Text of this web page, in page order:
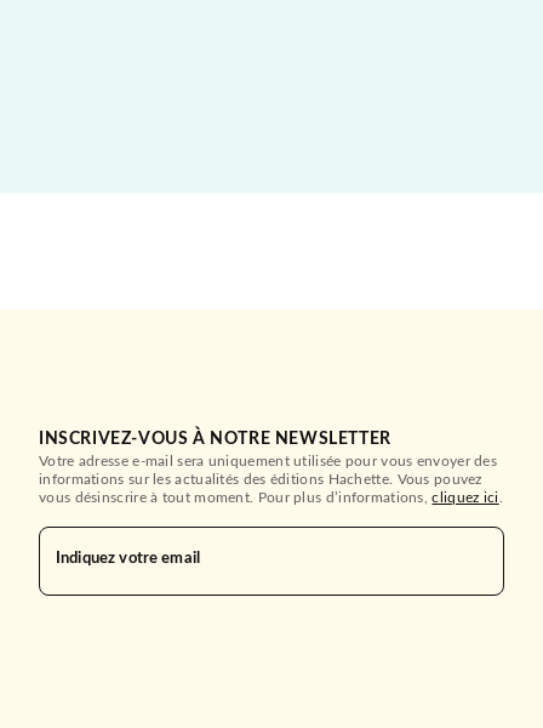
INSCRIVEZ-VOUS À NOTRE NEWSLETTER
Votre adresse e-mail sera uniquement utilisée pour vous envoyer des
informations sur les actualités des éditions Hachette. Vous pouvez
vous désinscrire à tout moment. Pour plus d’informations,cliquez ici
Indiquez votre email